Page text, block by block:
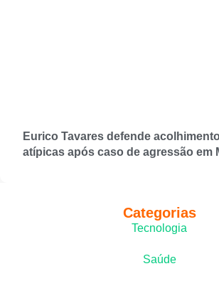
Eurico Tavares defende
atípicas após caso de agressão em
Categorias
Tecnologia
Saúde